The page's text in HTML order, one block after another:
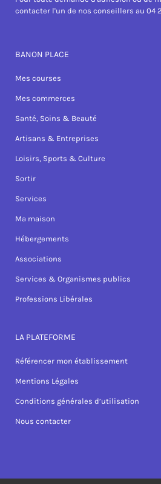
contacter l'un de nos conseillers au 04
BANON PLACE
Mes courses
Mes commerces
Santé, Soins & Beauté
Artisans & Entreprises
Loisirs, Sports & Culture
Sortir
Services
Ma maison
Hébergements
Associations
Services & Organismes publics
Professions Libérales
LA PLATEFORME
Référencer mon établissement
Mentions Légales
Conditions générales d’utilisation
Nous contacter